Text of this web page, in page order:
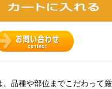
品種や部位までこだわって